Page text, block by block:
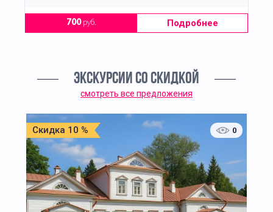
700руб. Подробнее
ЭКСКУРСИИ СО СКИДКОЙ
смотреть все предложения
Скидка 10 % 0